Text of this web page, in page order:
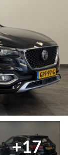
+17